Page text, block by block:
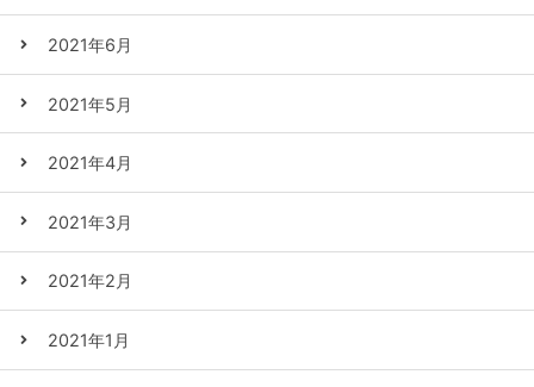
2021年6月
2021年5月
2021年4月
2021年3月
2021年2月
2021年1月